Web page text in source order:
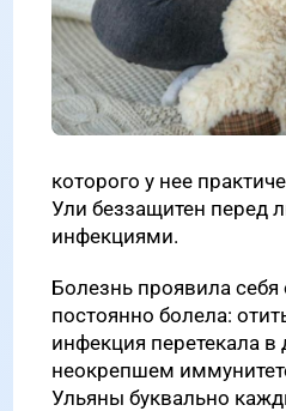
которого у нее
Ули беззащитен
инфекциями.
Болезнь проявила
постоянно болела:
инфекция перетекала
неокрепшем
Ульяны буквально